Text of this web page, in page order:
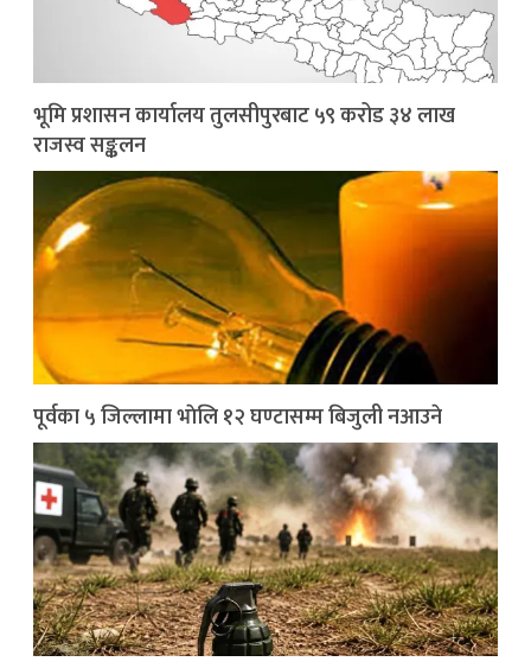
भूमि प्रशासन कार्यालय तुलसीपुरबाट ५९ करोड ३४ लाख
राजस्व सङ्कलन
पूर्वका ५ जिल्लामा भाेलि १२ घण्टासम्म बिजुली नआउने